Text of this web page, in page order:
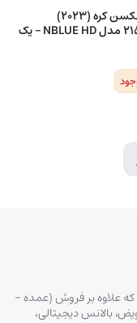
لاستیک نکسن کره (2023)
215/55/16 مدل NBLUE HD – یک
که علاوه بر فروش (عمده –
بالانس دیجیتالی،